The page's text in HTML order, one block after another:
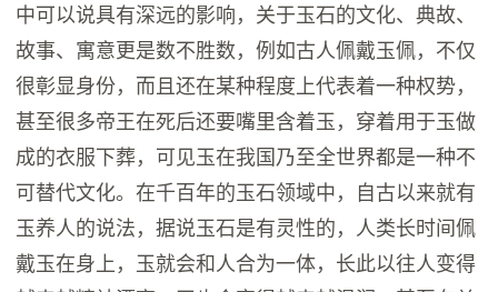
中可以说具有深远的影响，关于玉石的文化、典故、
故事、寓意更是数不胜数，例如古人佩戴玉佩，不仅
很彰显身份，而且还在某种程度上代表着一种权势，
甚至很多帝王在死后还要嘴里含着玉，穿着用于玉做
成的衣服下葬，可见玉在我国乃至全世界都是一种不
可替代文化。在千百年的玉石领域中，自古以来就有
玉养人的说法，据说玉石是有灵性的，人类长时间佩
戴玉在身上，玉就会和人合为一体，长此以往人变得